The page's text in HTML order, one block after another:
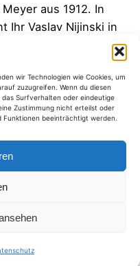
wir Technologien wie Cookies, um
zuzugreifen. Wenn du diesen
Surfverhalten oder eindeutige
Zustimmung nicht erteilst oder
Funktionen beeinträchtigt werden.
aus 1912. In
Ihr Vaslav Nijinski in